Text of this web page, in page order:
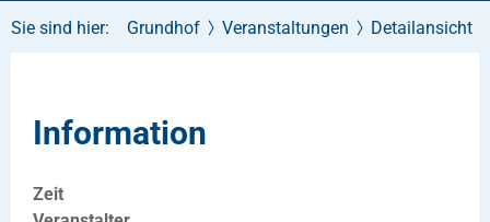
Sie sind hier: Grundhof Veranstaltungen Detailansicht
Information
Zeit